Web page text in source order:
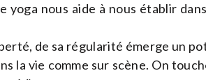
yoga nous aide à nous établir
de sa régularité émerge un
la vie comme sur scène. On